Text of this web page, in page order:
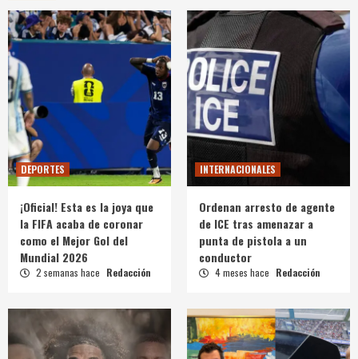
DEPORTES
¡Oficial! Esta es la joya que
la FIFA acaba de coronar
como el Mejor Gol del
Mundial 2026
2 semanas hace Redacción
INTERNACIONALES
Ordenan arresto de agente
de ICE tras amenazar a
punta de pistola a un
conductor
4 meses hace Redacción